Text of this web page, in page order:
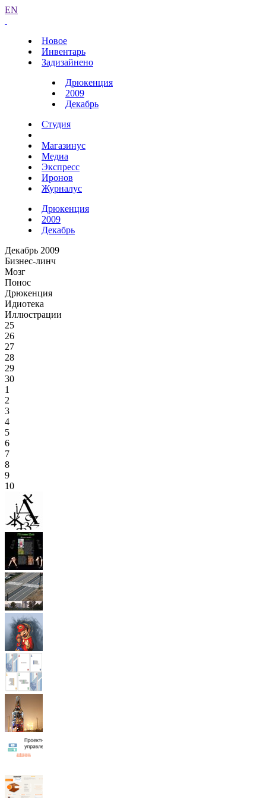
EN
Новое
Инвентарь
Задизайнено
Дрюкенция
2009
Декабрь
Студия
Магазинус
Медиа
Экспресс
Иронов
Журналус
Дрюкенция
2009
Декабрь
Декабрь 2009
Бизнес-линч
Мозг
Понос
Дрюкенция
Идиотека
Иллюстрации
25
26
27
28
29
30
1
2
3
4
5
6
7
8
9
10